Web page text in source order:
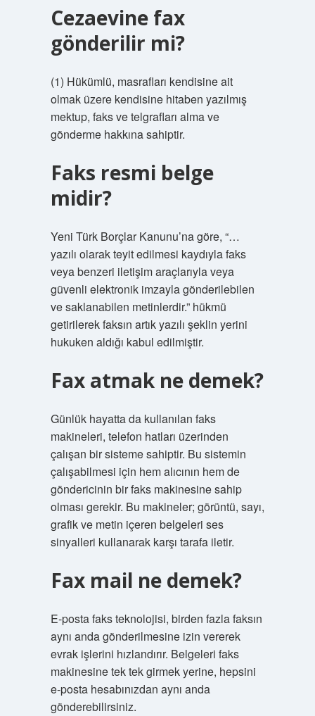
Cezaevine fax
gönderilir mi?
(1) Hükümlü, masrafları kendisine ait
olmak üzere kendisine hitaben yazılmış
mektup, faks ve telgrafları alma ve
gönderme hakkına sahiptir.
Faks resmi belge
midir?
Yeni Türk Borçlar Kanunu’na göre, “…
yazılı olarak teyit edilmesi kaydıyla faks
veya benzeri iletişim araçlarıyla veya
güvenli elektronik imzayla gönderilebilen
ve saklanabilen metinlerdir.” hükmü
getirilerek faksın artık yazılı şeklin yerini
hukuken aldığı kabul edilmiştir.
Fax atmak ne demek?
Günlük hayatta da kullanılan faks
makineleri, telefon hatları üzerinden
çalışan bir sisteme sahiptir. Bu sistemin
çalışabilmesi için hem alıcının hem de
göndericinin bir faks makinesine sahip
olması gerekir. Bu makineler; görüntü, sayı,
grafik ve metin içeren belgeleri ses
sinyalleri kullanarak karşı tarafa iletir.
Fax mail ne demek?
E-posta faks teknolojisi, birden fazla faksın
aynı anda gönderilmesine izin vererek
evrak işlerini hızlandırır. Belgeleri faks
makinesine tek tek girmek yerine, hepsini
e-posta hesabınızdan aynı anda
gönderebilirsiniz.